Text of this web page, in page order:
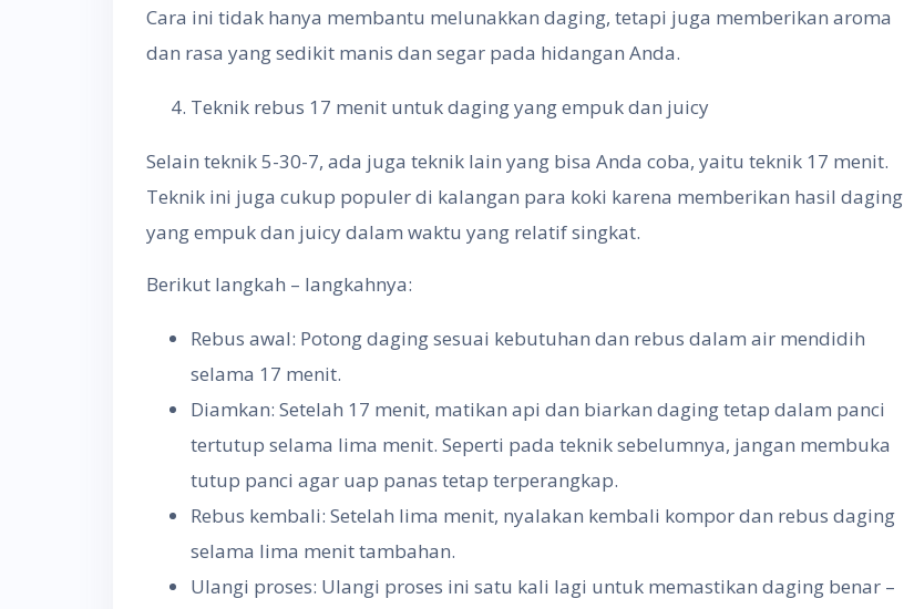
Cara ini tidak hanya membantu melunakkan daging, tetapi juga memberikan aroma
dan rasa yang sedikit manis dan segar pada hidangan Anda.
Teknik rebus 17 menit untuk daging yang empuk dan juicy
Selain teknik 5-30-7, ada juga teknik lain yang bisa Anda coba, yaitu teknik 17 menit.
Teknik ini juga cukup populer di kalangan para koki karena memberikan hasil daging
yang empuk dan juicy dalam waktu yang relatif singkat.
Berikut langkah – langkahnya:
Rebus awal: Potong daging sesuai kebutuhan dan rebus dalam air mendidih
selama 17 menit.
Diamkan: Setelah 17 menit, matikan api dan biarkan daging tetap dalam panci
tertutup selama lima menit. Seperti pada teknik sebelumnya, jangan membuka
tutup panci agar uap panas tetap terperangkap.
Rebus kembali: Setelah lima menit, nyalakan kembali kompor dan rebus daging
selama lima menit tambahan.
Ulangi proses: Ulangi proses ini satu kali lagi untuk memastikan daging benar –